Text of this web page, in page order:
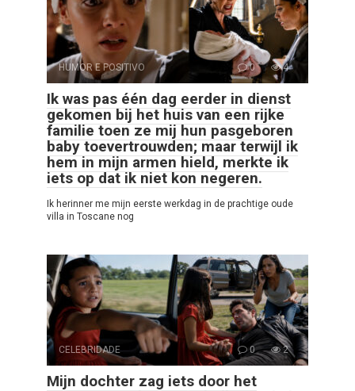
HUMOR E POSITIVO 0 4
Ik was pas één dag eerder in dienst
gekomen bij het huis van een rijke
familie toen ze mij hun pasgeboren
baby toevertrouwden; maar terwijl ik
hem in mijn armen hield, merkte ik
iets op dat ik niet kon negeren.
Ik herinner me mijn eerste werkdag in de prachtige oude
villa in Toscane nog
CELEBRIDADE 0 2
Mijn dochter zag iets door het